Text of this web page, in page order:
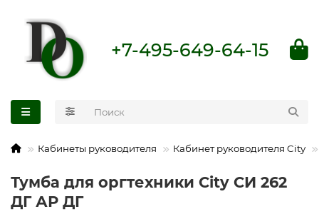
+7-495-649-64-15
Кабинеты руководителя Кабинет руководителя City
Тумба для оргтехники City СИ 262
ДГ АР ДГ